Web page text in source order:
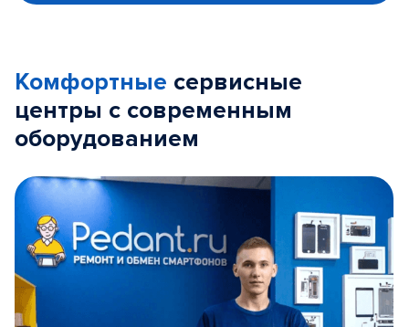
Комфортные сервисные
центры с современным
оборудованием